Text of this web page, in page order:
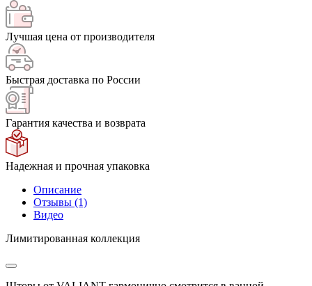
Лучшая цена от производителя
Быстрая доставка по России
Гарантия качества и возврата
Надежная и прочная упаковка
Описание
Отзывы (1)
Видео
Лимитированная коллекция